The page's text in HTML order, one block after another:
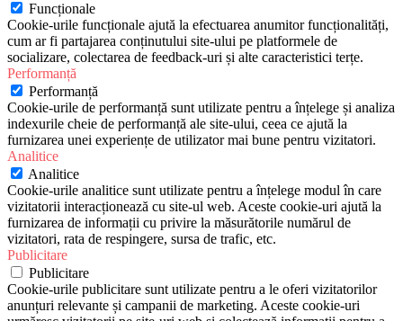
Funcționale
Cookie-urile funcționale ajută la efectuarea anumitor funcționalități,
cum ar fi partajarea conținutului site-ului pe platformele de
socializare, colectarea de feedback-uri și alte caracteristici terțe.
Performanță
Performanță
Cookie-urile de performanță sunt utilizate pentru a înțelege și analiza
indexurile cheie de performanță ale site-ului, ceea ce ajută la
furnizarea unei experiențe de utilizator mai bune pentru vizitatori.
Analitice
Analitice
Cookie-urile analitice sunt utilizate pentru a înțelege modul în care
vizitatorii interacționează cu site-ul web. Aceste cookie-uri ajută la
furnizarea de informații cu privire la măsurătorile numărul de
vizitatori, rata de respingere, sursa de trafic, etc.
Publicitare
Publicitare
Cookie-urile publicitare sunt utilizate pentru a le oferi vizitatorilor
anunțuri relevante și campanii de marketing. Aceste cookie-uri